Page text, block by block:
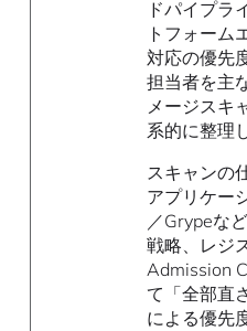
ドパイプラ
トフォーム
対応の優先
担当者を主
メージスキ
系的に整理
スキャンの
アプリケー
／Grypeな
戦略、レジ
Admission
て「全部直
による優先